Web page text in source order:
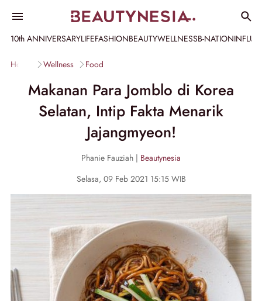
10th ANNIVERSARYLIFEFASHIONBEAUTYWELLNESSB-NATION
Home Wellness Food
Makanan Para Jomblo di Korea
Selatan, Intip Fakta Menarik
Jajangmyeon!
Phanie Fauziah | Beautynesia
Selasa, 09 Feb 2021 15:15 WIB